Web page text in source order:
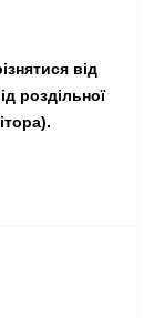
від
роздільної